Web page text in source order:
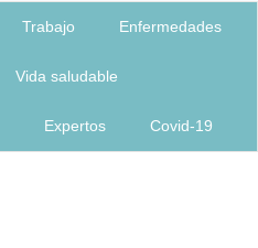
Trabajo Enfermedades
Vida saludable
Expertos Covid-19